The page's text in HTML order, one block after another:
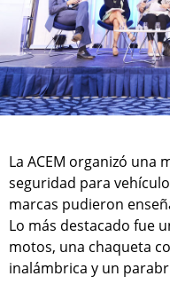
La ACEM organizó una
seguridad para
marcas pudieron
Lo más destacado fue
motos, una chaqueta
inalámbrica y un